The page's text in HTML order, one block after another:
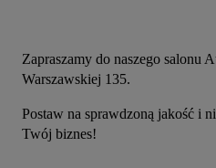
Zapraszamy do naszego salonu
Warszawskiej 135.
Postaw na sprawdzoną jakość i
Twój biznes!